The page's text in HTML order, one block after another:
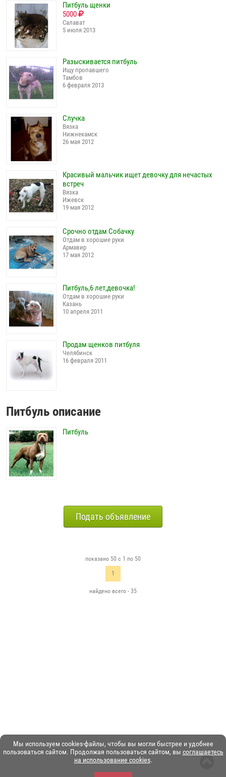
Мы используем cookies-файлы, чтобы вы могли быстрее и удобнее
пользоваться сайтом. Продолжая пользоваться сайтом, вы соглашаетесь
на использование cookies.
Питбуль щенки
5000
Салават
5 июля 2013
Разыскивается питбуль
Ищу пропавшего
Тамбов
6 февраля 2013
Случка
Вязка
Нижнекамск
26 мая 2012
Красивый мальчик ищет девочку для нечастых
встреч
Вязка
Ижевск
19 мая 2012
Срочно отдам Собачку
Отдам в хорошие руки
Армавир
17 мая 2012
Питбуль,6 лет,девочка!
Отдам в хорошие руки
Казань
10 апреля 2011
Продам щенков питбуля
Челябинск
16 февраля 2011
Питбуль описание
Питбуль
Подать объявление
показано 50 с 1 по 50
1
найдено всего - 35